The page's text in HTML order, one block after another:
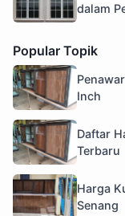
dalam
Popular Topik
Inch
Daftar
Terbaru
Harga
Senang